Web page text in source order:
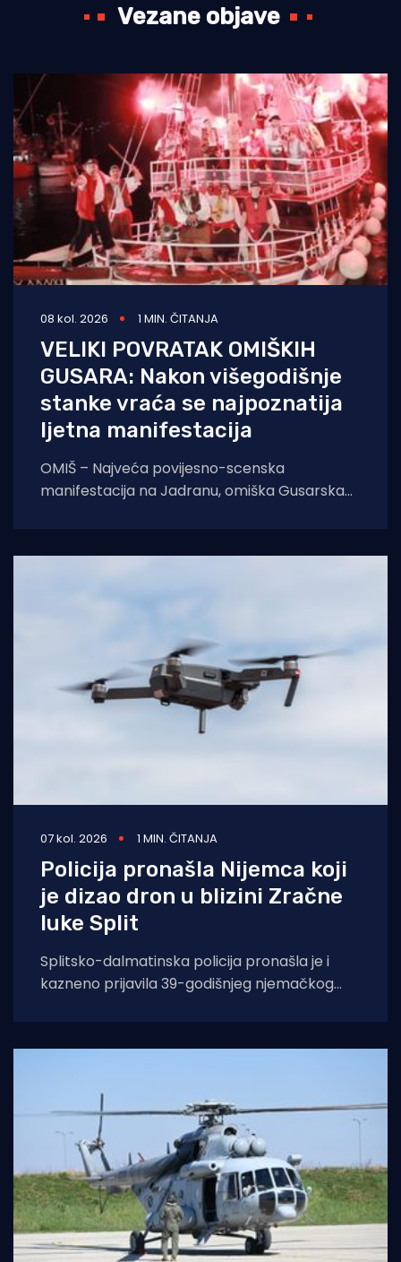
Vezane objave
08 kol. 2026 1 MIN. ČITANJA
VELIKI POVRATAK OMIŠKIH
GUSARA: Nakon višegodišnje
stanke vraća se najpoznatija
ljetna manifestacija
OMIŠ – Najveća povijesno-scenska
manifestacija na Jadranu, omiška Gusarska
07 kol. 2026 1 MIN. ČITANJA
Policija pronašla Nijemca koji
je dizao dron u blizini Zračne
luke Split
Splitsko-dalmatinska policija pronašla je i
kazneno prijavila 39-godišnjeg njemačkog